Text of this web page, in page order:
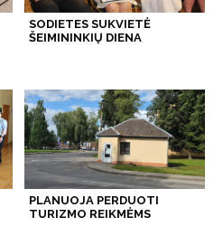
SODIETES SUKVIETĖ
ŠEIMININKIŲ DIENA
PLANUOJA PERDUOTI
TURIZMO REIKMĖMS